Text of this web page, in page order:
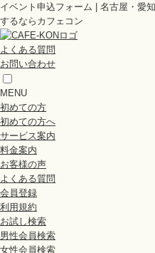
イベント申込フォーム | 名古屋・愛
するならカフェコン
よくある質問
お問い合わせ
MENU
初めての方
初めての方へ
サービス案内
料金案内
お客様の声
よくある質問
会員登録
利用規約
お試し検索
男性会員検索
女性会員検索